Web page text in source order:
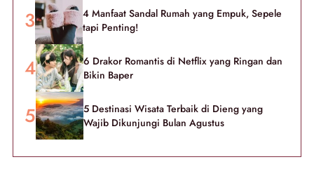
4 Manfaat Sandal Rumah yang Empuk, Sepele
tapi Penting!
6 Drakor Romantis di Netflix yang Ringan dan
Bikin Baper
5 Destinasi Wisata Terbaik di Dieng yang
Wajib Dikunjungi Bulan Agustus